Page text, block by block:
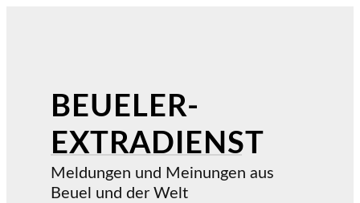
BEUELER-
EXTRADIENST
Meldungen und Meinungen aus
Beuel und der Welt